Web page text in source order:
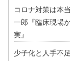
コロナ対策は本
一郎『臨床現場
実』
少子化と人手不